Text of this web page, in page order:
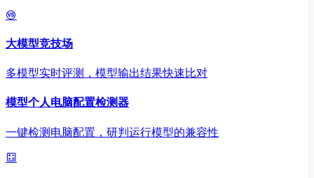
大模型竞技场
多模型实时评测，模型输出结果快速比对
模型个人电脑配置检测器
一键检测电脑配置，研判运行模型的兼容性